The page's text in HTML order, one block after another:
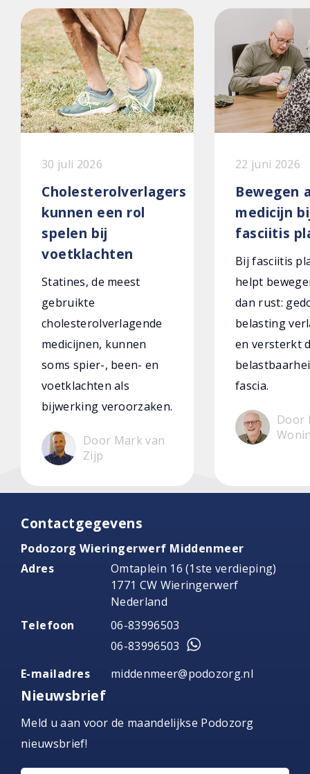
30 juli 2026
Cholesterolverlagers
kunnen een rol
spelen bij
voetklachten
Statines, de meest
gebruikte
cholesterolverlagende
medicijnen, kunnen
soms spier-, been- en
voetklachten als
bijwerking veroorzaken.
Door Mark van
Zijp
22 juni 2026
Bewegen
medicijn
fasciitis
Bij fasciitis
helpt
dan rust:
belasting
en versterkt
fascia.
Door
Contactgegevens
Podozorg Wieringerwerf Middenmeer
Adres
Omtaplein 16 (1ste verdieping)
1771 CW Wieringerwerf
Nederland
Telefoon
06-83996503
06-83996503
E-mailadres
middenmeer@podozorg.nl
Nieuwsbrief
Meld u aan voor de maandelijkse Podozorg
nieuwsbrief!